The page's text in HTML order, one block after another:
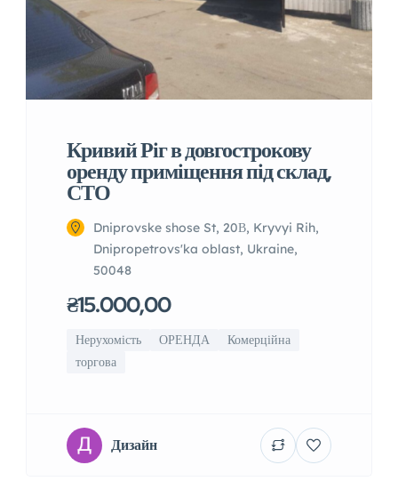
Кривий Ріг в довгострокову
оренду приміщення під склад,
СТО
Dniprovske shose St, 20В, Kryvyi Rih,
Dnipropetrovs'ka oblast, Ukraine,
50048
₴15.000,00
Нерухомість ОРЕНДА
Комерційна
торгова
Дизайн